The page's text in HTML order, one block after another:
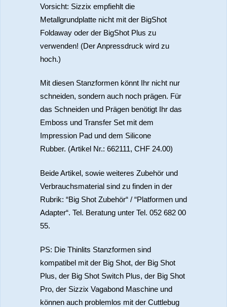
Vorsicht: Sizzix empfiehlt die
Metallgrundplatte nicht mit der BigShot
Foldaway oder der BigShot Plus zu
verwenden! (Der Anpressdruck wird zu
hoch.)
Mit diesen Stanzformen könnt Ihr nicht nur
schneiden, sondern auch noch prägen. Für
das Schneiden und Prägen benötigt Ihr das
Emboss und Transfer Set mit dem
Impression Pad und dem Silicone
Rubber. (Artikel Nr.: 662111, CHF 24.00)
Beide Artikel, sowie weiteres Zubehör und
Verbrauchsmaterial sind zu finden in der
Rubrik: “Big Shot Zubehör“ / “Platformen und
Adapter“. Tel. Beratung unter Tel. 052 682 00
55.
PS: Die Thinlits Stanzformen sind
kompatibel mit der Big Shot, der Big Shot
Plus, der Big Shot Switch Plus, der Big Shot
Pro, der Sizzix Vagabond Maschine und
können auch problemlos mit der Cuttlebug